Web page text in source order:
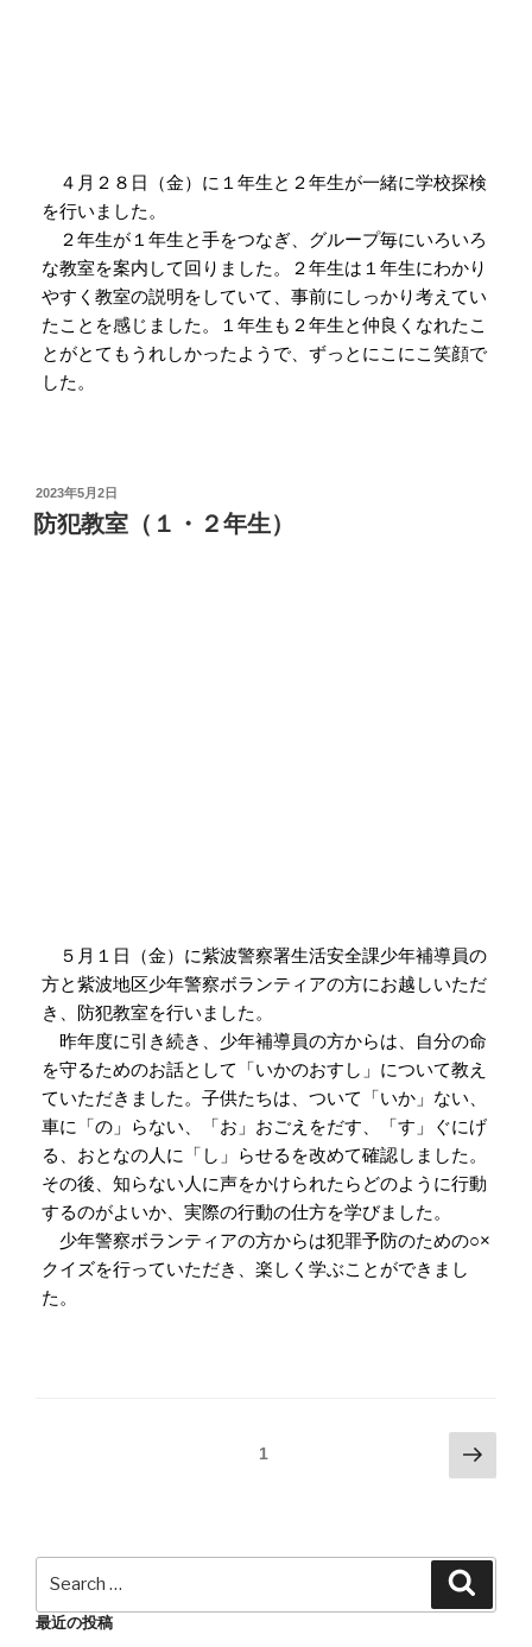
POSTED
ON
2023年5月2日
防犯教室（１・２年生）